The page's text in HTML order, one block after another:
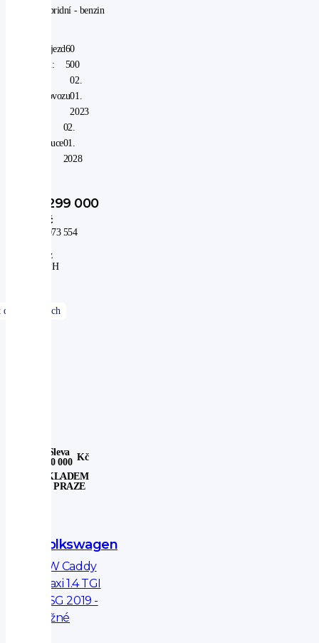
hybridní - benzin
Nájezd
km:
60
500
provozu
02.
01.
2023
záruce
02.
01.
2028
1 299 000
Kč
1 073 554
bez
DPH
Volkswagen
VW Caddy
Maxi 1.4 TGI
DSG 2019 -
tažné
Sleva
30 000 Kč
SKLADEM
V PRAZE